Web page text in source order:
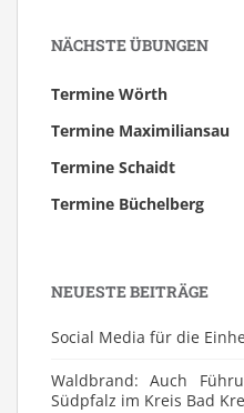
NÄCHSTE ÜBUNGEN
Termine Wörth
Termine Maximiliansau
Termine Schaidt
Termine Büchelberg
NEUESTE BEITRÄGE
Social Media für die
Waldbrand: Auch
Südpfalz im Kreis Bad